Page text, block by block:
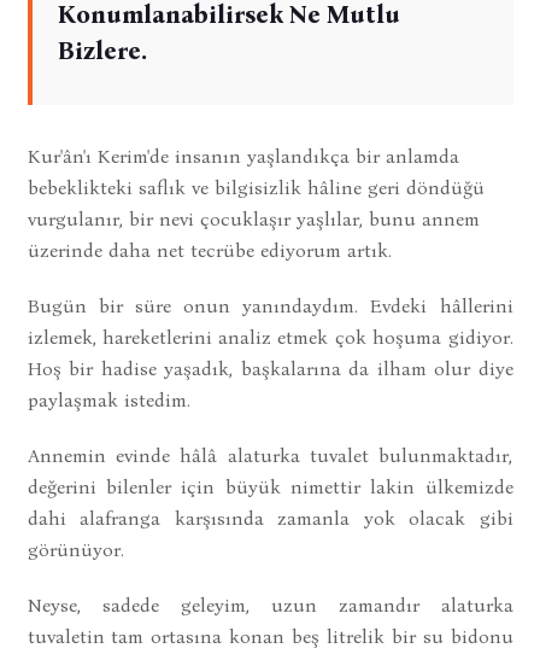
Konumlanabilirsek Ne Mutlu
Bizlere.
Kur'ân'ı Kerim'de insanın yaşlandıkça bir anlamda
bebeklikteki saflık ve bilgisizlik hâline geri döndüğü
vurgulanır, bir nevi çocuklaşır yaşlılar, bunu annem
üzerinde daha net tecrübe ediyorum artık.
Bugün bir süre onun yanındaydım. Evdeki hâllerini
izlemek, hareketlerini analiz etmek çok hoşuma gidiyor.
Hoş bir hadise yaşadık, başkalarına da ilham olur diye
paylaşmak istedim.
Annemin evinde hâlâ alaturka tuvalet bulunmaktadır,
değerini bilenler için büyük nimettir lakin ülkemizde
dahi alafranga karşısında zamanla yok olacak gibi
görünüyor.
Neyse, sadede geleyim, uzun zamandır alaturka
tuvaletin tam ortasına konan beş litrelik bir su bidonu